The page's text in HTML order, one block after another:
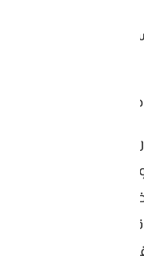
خالية في
إلى إعدادات
للرموز.
على جهاز
جهازك وجعله
لك طرقًا
التطبيق على